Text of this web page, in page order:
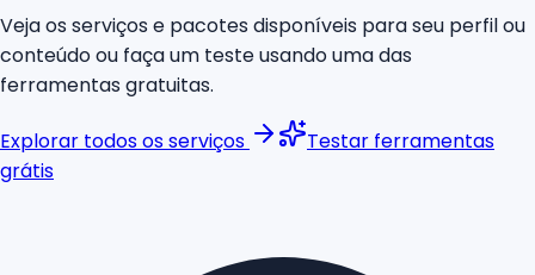
Veja os serviços e pacotes disponíveis para seu perfil ou
conteúdo ou faça um teste usando uma das
ferramentas gratuitas.
Explorar todos os serviços
Testar ferramentas
grátis